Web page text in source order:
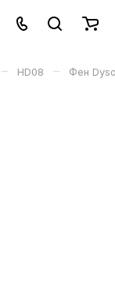
– HD08 – Фен